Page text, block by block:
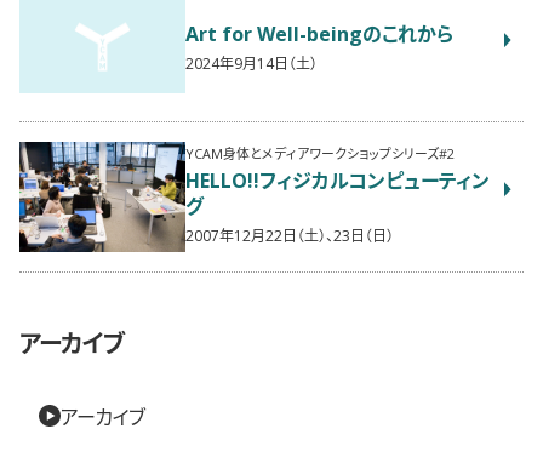
Art for Well-beingのこれから
2024年9月14日（土）
YCAM身体とメディアワークショップシリーズ#2
HELLO!!フィジカルコンピューティン
グ
2007年12月22日（土）、23日（日）
アーカイブ
アーカイブ